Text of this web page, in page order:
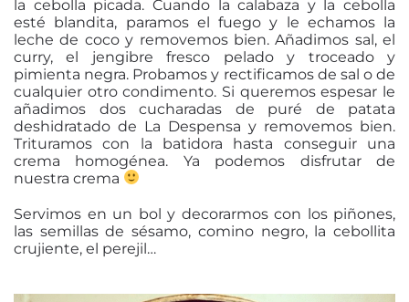
la cebolla picada. Cuando la calabaza y la cebolla
esté blandita, paramos el fuego y le echamos la
leche de coco y removemos bien. Añadimos sal, el
curry, el jengibre fresco pelado y troceado y
pimienta negra. Probamos y rectificamos de sal o de
cualquier otro condimento. Si queremos espesar le
añadimos dos cucharadas de puré de patata
deshidratado de La Despensa y removemos bien.
Trituramos con la batidora hasta conseguir una
crema homogénea. Ya podemos disfrutar de
nuestra crema
Servimos en un bol y decorarmos con los piñones,
las semillas de sésamo, comino negro, la cebollita
crujiente, el perejil…